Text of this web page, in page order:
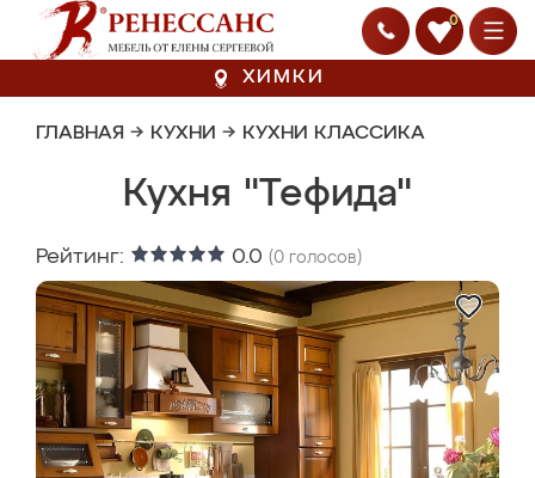
0
ХИМКИ
ГЛАВНАЯ → КУХНИ → КУХНИ КЛАССИКА
Кухня "Тефида"
Рейтинг: 0.0 (0 голосов)